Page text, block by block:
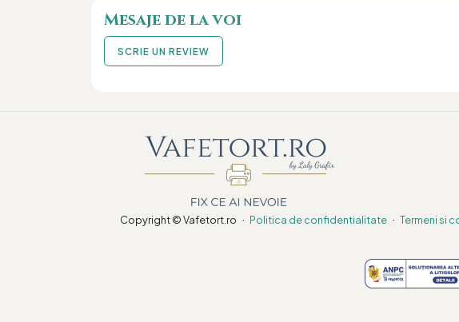
Mesaje de la voi
SCRIE UN REVIEW
Copyright © Vafetort.ro · Politica de confidentialitate · Termeni si